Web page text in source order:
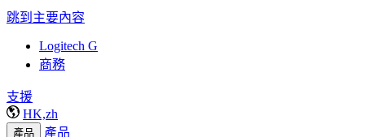
跳到主要內容
Logitech G
商務
支援
HK,zh
產品 產品